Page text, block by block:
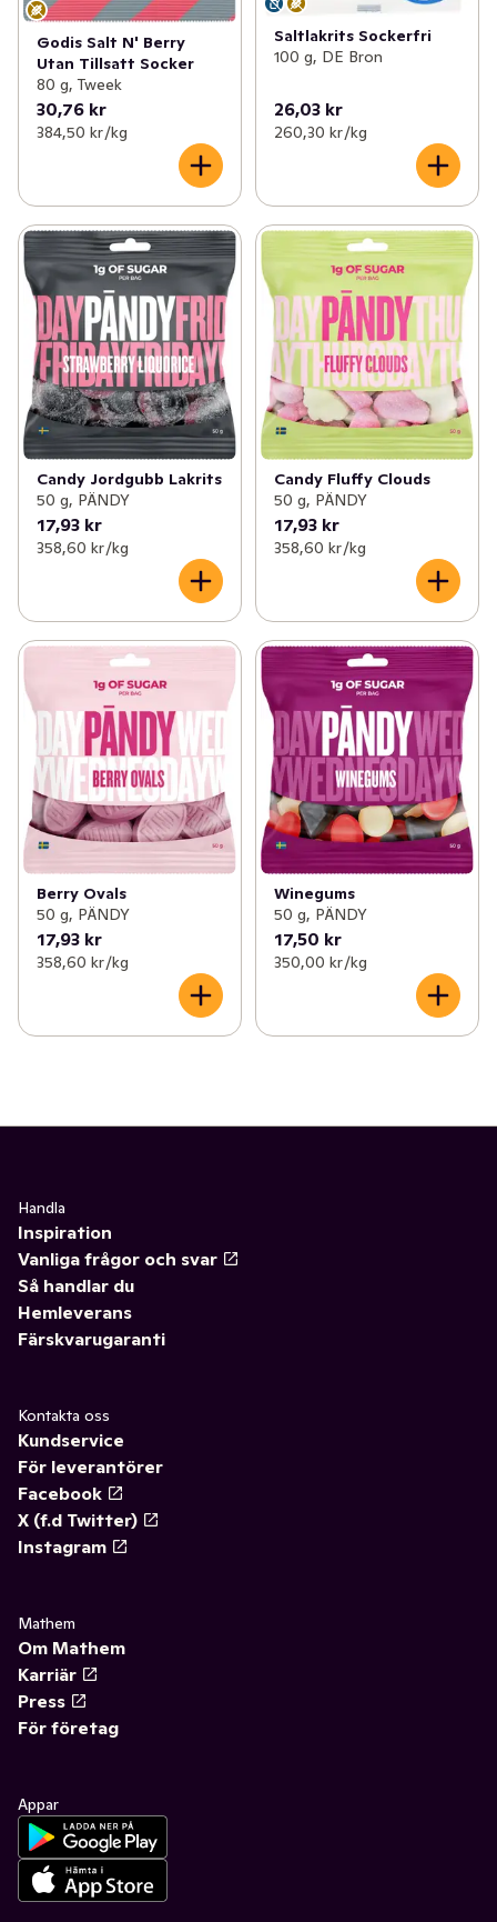
Godis Salt N' Berry
Utan Tillsatt Socker
80 g, Tweek
30,76 kr
384,50 kr /kg
Saltlakrits Sockerfri
100 g, DE Bron
26,03 kr
260,30 kr /kg
Candy Jordgubb Lakrits
50 g, PÄNDY
17,93 kr
358,60 kr /kg
Candy Fluffy Clouds
50 g, PÄNDY
17,93 kr
358,60 kr /kg
Berry Ovals
50 g, PÄNDY
17,93 kr
358,60 kr /kg
Winegums
50 g, PÄNDY
17,50 kr
350,00 kr /kg
Handla
Inspiration
Vanliga frågor och svar
Så handlar du
Hemleverans
Färskvarugaranti
Kontakta oss
Kundservice
För leverantörer
Facebook
X (f.d Twitter)
Instagram
Mathem
Om Mathem
Karriär
Press
För företag
Appar